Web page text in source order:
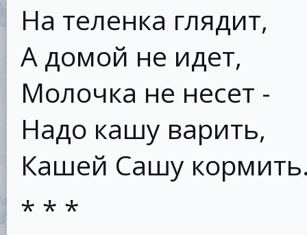
На теленка глядит,
А домой не идет,
Молочка не несет -
Надо кашу варить,
Кашей Сашу
* * *